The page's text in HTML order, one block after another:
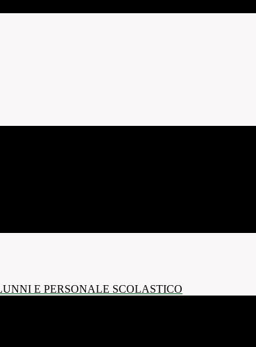
E PERSONALE SCOLASTICO